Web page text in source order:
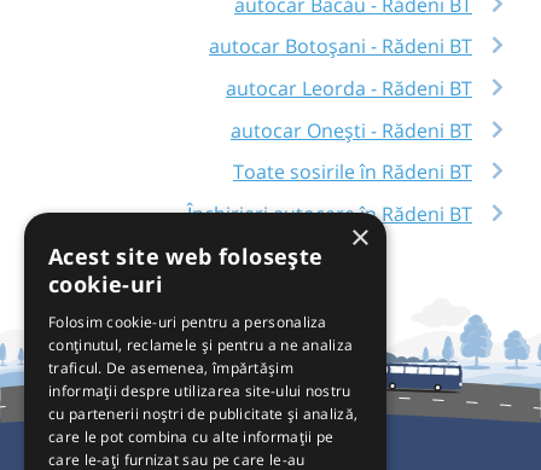
autocar Botoșani - Rădeni BT
autocar Leorda - Rădeni BT
autocar Onești - Rădeni BT
Toate sosirile în Rădeni BT
Închirieri autocare în Rădeni BT
×
Acest site web folosește
cookie-uri
Folosim cookie-uri pentru a personaliza
conținutul, reclamele și pentru a ne analiza
traficul. De asemenea, împărtășim
informații despre utilizarea site-ului nostru
cu partenerii noștri de publicitate și analiză,
care le pot combina cu alte informații pe
care le-ați furnizat sau pe care le-au